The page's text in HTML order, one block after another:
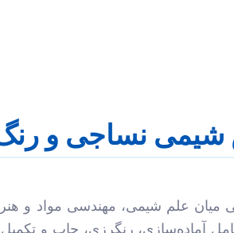
شیمی نساجی و
علم شیمی، مهندسی مواد و
آماده‌سازی، رنگرزی، چاپ و